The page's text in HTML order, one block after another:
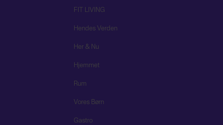
FIT LIVING
Hendes Verden
Her & Nu
Hjemmet
Rum
Vores Børn
Gastro